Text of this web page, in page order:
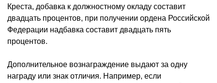
Креста, добавка к должностному окладу составит
двадцать процентов, при получении ордена Российской
Федерации надбавка составит двадцать пять
процентов.
Дополнительное вознаграждение выдают за одну
награду или знак отличия. Например, если